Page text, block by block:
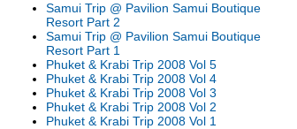
Samui Trip @ Pavilion Samui Boutique
Resort Part 2
Samui Trip @ Pavilion Samui Boutique
Resort Part 1
Phuket & Krabi Trip 2008 Vol 5
Phuket & Krabi Trip 2008 Vol 4
Phuket & Krabi Trip 2008 Vol 3
Phuket & Krabi Trip 2008 Vol 2
Phuket & Krabi Trip 2008 Vol 1